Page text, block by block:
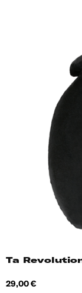
Ta
Hind
29,00 €